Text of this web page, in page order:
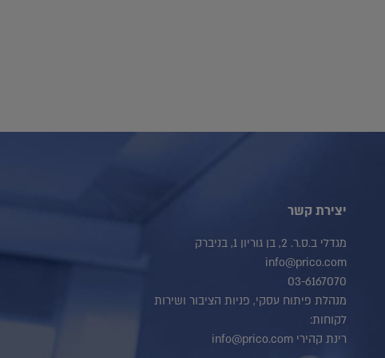
יצירת קשר
מגדלי ב.ס.ר. 2, בן גוריון 1, בניברק
info@prico.com
03-6167070
מנהלת פיתוח עסקי, פניות הציבור ושירות
לקוחות:
רינת קהירי info@prico.com